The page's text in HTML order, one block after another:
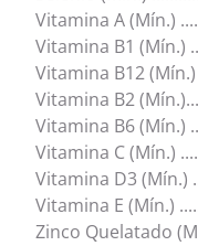
Vitamina A (Mín.)
Vitamina B1 (Mín.)
Vitamina B12 (Mín.)
Vitamina B2
Vitamina B6 (Mín.)
Vitamina C (Mín.)
Vitamina D3 (Mín.)
Vitamina E (Mín.)
Zinco Quelatado